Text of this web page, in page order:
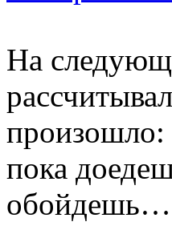
На
произошло:
пока
обойдешь….